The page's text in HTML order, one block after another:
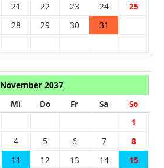
21 22 23 24 25
28 29 30 31
November 2037
Mi Do Fr Sa So
1
4 5 6 7 8
11 12 13 14 15